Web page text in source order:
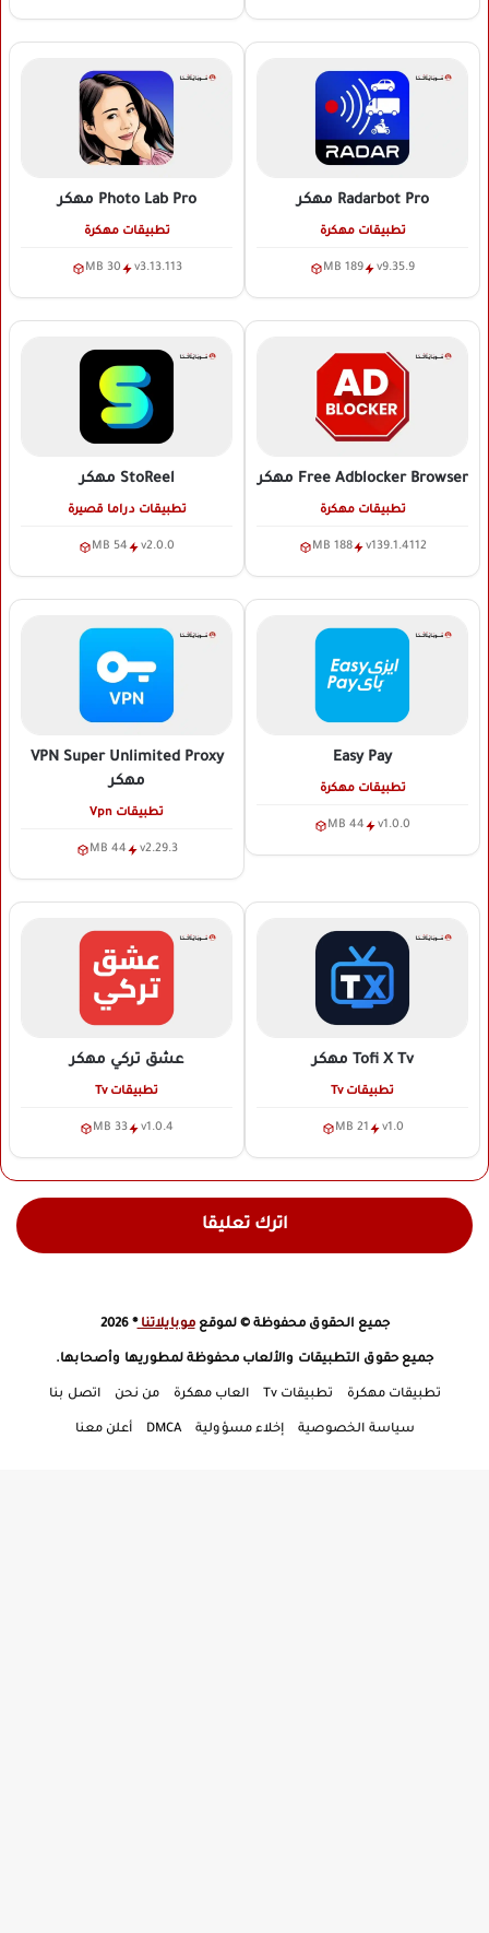
Radarbot Pro مهكر
تطبيقات مهكرة
v9.35.9
189 MB
Photo Lab Pro مهكر
تطبيقات مهكرة
v3.13.113
30 MB
Free Adblocker Browser مهكر
تطبيقات مهكرة
v139.1.4112
188 MB
StoReel مهكر
تطبيقات دراما قصيرة
v2.0.0
54 MB
Easy Pay
تطبيقات مهكرة
v1.0.0
44 MB
VPN Super Unlimited Proxy
مهكر
تطبيقات Vpn
v2.29.3
44 MB
Tofi X Tv مهكر
تطبيقات Tv
v1.0
21 MB
عشق تركي مهكر
تطبيقات Tv
v1.0.4
33 MB
اترك تعليقا
جميع الحقوق محفوظة © لموقعموبايلاتنا® 2026
جميع حقوق التطبيقات والألعاب محفوظة لمطوريها وأصحابها.
تطبيقات مهكرة تطبيقات Tv العاب مهكرة من نحن اتصل بنا
سياسة الخصوصية إخلاء مسؤولية DMCA أعلن معنا